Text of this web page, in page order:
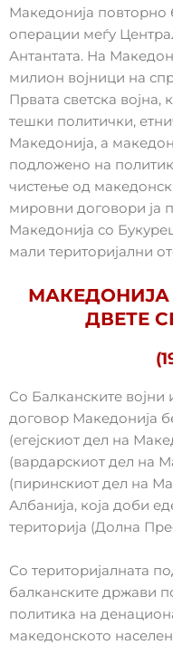
Македонија повторно
операции меѓу
Антантата. На
милион војници на
Првата светска војна,
тешки политички,
Македонија, а
подложено на
чистење од
мировни договори ја
Македонија со
мали територијални
МАКЕДОНИЈА
ДВЕТЕ
Со Балканските
договор Македонија
(егејскиот дел на
(вардарскиот дел на
(пиринскиот дел на
Албанија, која доби
територија (Долна
Со територијалната
балканските држави
политика на
македонското